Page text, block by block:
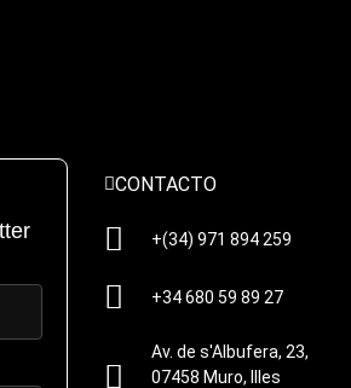
CONTACTO
+(34) 971 894 259
+34 680 59 89 27
Av. de s'Albufera, 23,
07458 Muro, Illes